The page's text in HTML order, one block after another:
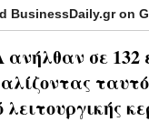
BusinessDaily.gr on
σε 132